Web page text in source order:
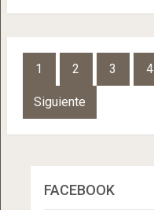
Navegación
de
entradas
1 2 3 4
Siguiente
FACEBOOK